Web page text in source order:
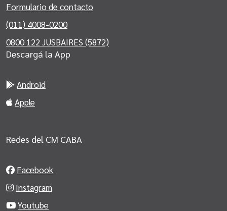
Formulario de contacto
(011) 4008-0200
0800 122 JUSBAIRES (5872)
Descargá la App
Android
Apple
Redes del CM CABA
Facebook
Instagram
Youtube